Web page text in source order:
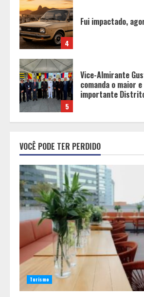
5
comanda o maior
1
Mercure Belo
inaugura novo
Delicatto
2
Políticas que
Viraram Políticas
3
Alpinismo nas
ciência por trás do
CORFing
Fui impactado,
VOCÊ PODE TER PERDIDO
Turismo